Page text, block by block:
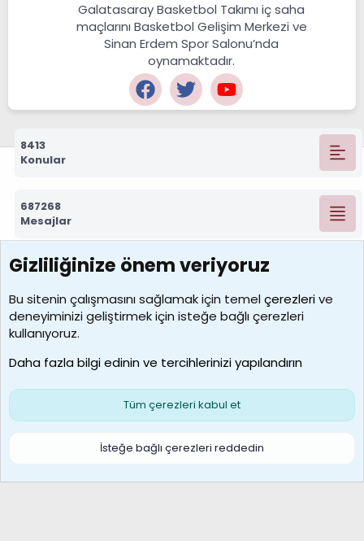
Galatasaray Basketbol Takımı iç saha
maçlarını Basketbol Gelişim Merkezi ve
Sinan Erdem Spor Salonu’nda
oynamaktadır.
8413
Konular
687268
Mesajlar
7388
Kullanıcılar
borabekirogluu
Son üye
Çerezler
S
Gizliliğinize önem veriyoruz
Bu sitenin çalışmasını sağlamak için temelçerezlerive
deneyiminizi geliştirmek için isteğe bağlı çerezleri
kullanıyoruz.
Daha fazla bilgi edinin ve tercihlerinizi yapılandırın
Tüm çerezleri kabul et
İsteğe bağlı çerezleri reddedin